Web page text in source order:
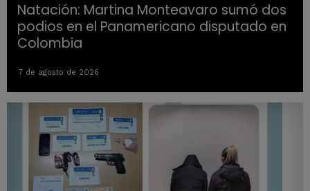
Natación: Martina Monteavaro sumó dos
podios en el Panamericano disputado en
Colombia
7 de agosto de 2026